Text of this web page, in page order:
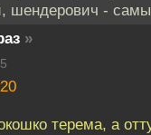
шендерович -
»
терема, а